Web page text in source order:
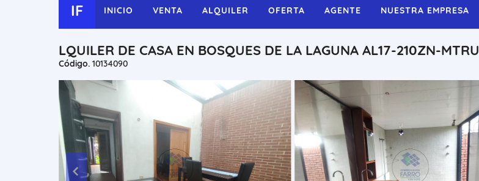
IF INICIO VENTA ALQUILER OFERTA AGENTE NUESTRA EMPRESA
LQUILER DE CASA EN BOSQUES DE LA LAGUNA AL17-210ZN-MTRU
Código. 10134090